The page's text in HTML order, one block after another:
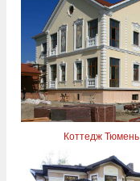
Коттедж Тюмень